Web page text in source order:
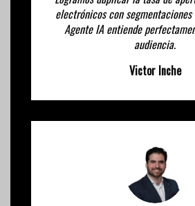
electrónicos con
Agente IA entiende
audiencia.
Victor Inche